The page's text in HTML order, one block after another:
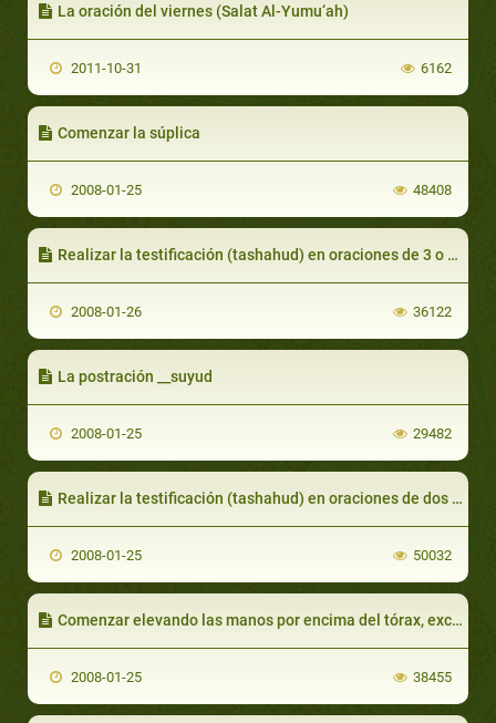
La oración del viernes (Salat Al-Yumu‘ah)
2011-10-31 6162
Comenzar la súplica
2008-01-25 48408
Realizar la testificación (tashahud) en oraciones de 3 o 4 rakas
2008-01-26 36122
La postración __suyud
2008-01-25 29482
Realizar la testificación (tashahud) en oraciones de dos rakas
2008-01-25 50032
Comenzar elevando las manos por encima del tórax, exclamando “Allah es Grandioso”__takbir
2008-01-25 38455